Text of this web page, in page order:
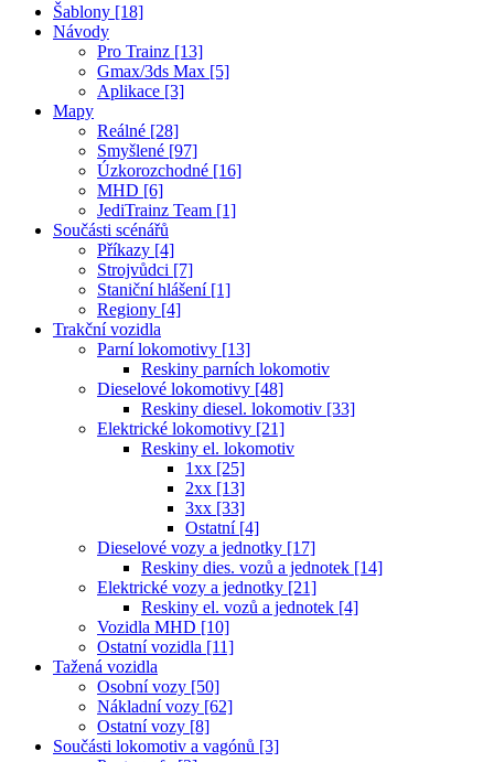
Šablony [18]
Návody
Pro Trainz [13]
Gmax/3ds Max [5]
Aplikace [3]
Mapy
Reálné [28]
Smyšlené [97]
Úzkorozchodné [16]
MHD [6]
JediTrainz Team [1]
Součásti scénářů
Příkazy [4]
Strojvůdci [7]
Staniční hlášení [1]
Regiony [4]
Trakční vozidla
Parní lokomotivy [13]
Reskiny parních lokomotiv
Dieselové lokomotivy [48]
Reskiny diesel. lokomotiv [33]
Elektrické lokomotivy [21]
Reskiny el. lokomotiv
1xx [25]
2xx [13]
3xx [33]
Ostatní [4]
Dieselové vozy a jednotky [17]
Reskiny dies. vozů a jednotek [14]
Elektrické vozy a jednotky [21]
Reskiny el. vozů a jednotek [4]
Vozidla MHD [10]
Ostatní vozidla [11]
Tažená vozidla
Osobní vozy [50]
Nákladní vozy [62]
Ostatní vozy [8]
Součásti lokomotiv a vagónů [3]